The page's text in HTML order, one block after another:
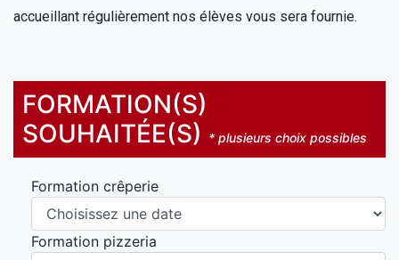
accueillant régulièrement nos élèves vous sera fournie.
FORMATION(S)
SOUHAITÉE(S)
* plusieurs choix possibles
Formation crêperie
Formation pizzeria